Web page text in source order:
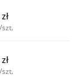
zł
szt.
zł
szt.